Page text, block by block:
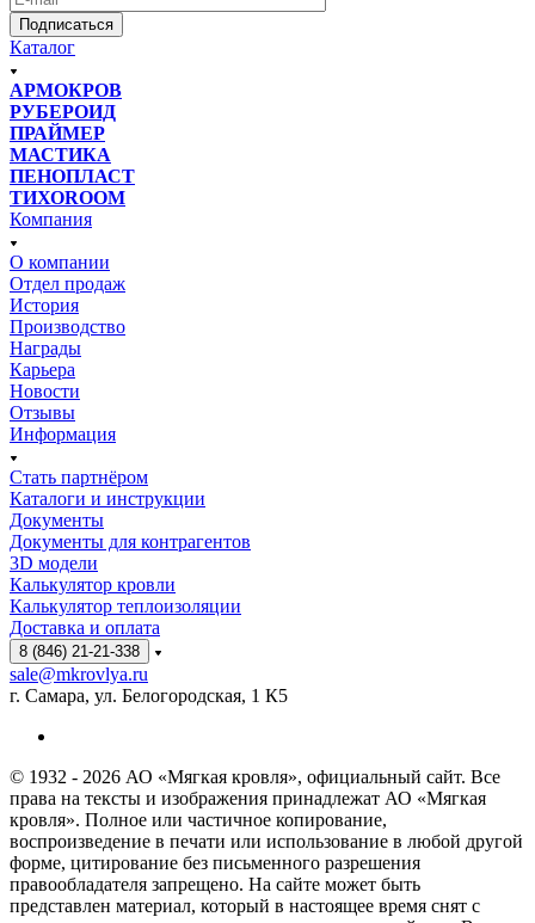
Подписаться
Каталог
АРМОКРОВ
РУБЕРОИД
ПРАЙМЕР
МАСТИКА
ПЕНОПЛАСТ
ТИХОROOM
Компания
О компании
Отдел продаж
История
Производство
Награды
Карьера
Новости
Отзывы
Информация
Стать партнёром
Каталоги и инструкции
Документы
Документы для контрагентов
3D модели
Калькулятор кровли
Калькулятор теплоизоляции
Доставка и оплата
8 (846) 21-21-338
sale@mkrovlya.ru
г. Самара, ул. Белогородская, 1 К5
© 1932 - 2026 АО «Мягкая кровля», официальный сайт. Все
права на тексты и изображения принадлежат АО «Мягкая
кровля». Полное или частичное копирование,
воспроизведение в печати или использование в любой другой
форме, цитирование без письменного разрешения
правообладателя запрещено. На сайте может быть
представлен материал, который в настоящее время снят с